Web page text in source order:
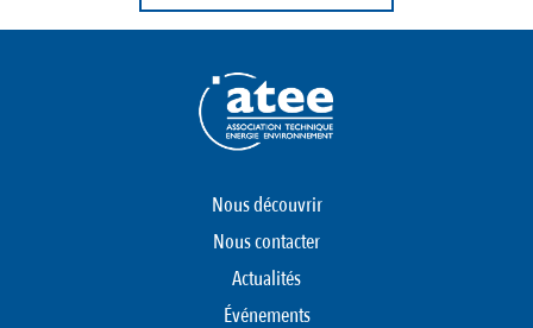
Nous découvrir
Nous contacter
Actualités
Événements